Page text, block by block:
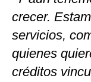
crecer.
servicios,
quienes
créditos